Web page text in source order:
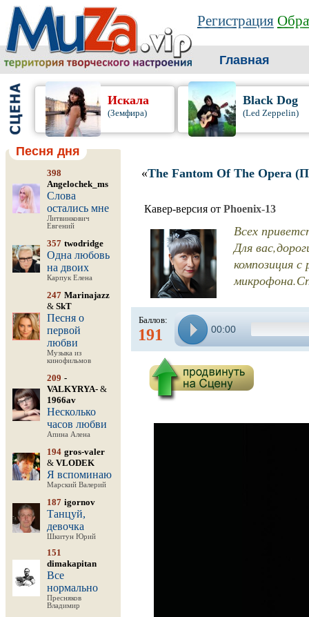
Регистрация
Главная
Искала
(Земфира)
Black Dog
(Led Zeppelin)
Песня дня
398
Angelochek_ms
Слова
остались мне
Литвинкович
Евгений
357 twodridge
Одна любовь
на двоих
Карпук Елена
247 Marinajazz
& SkT
Песня о
первой
любви
Музыка из
кинофильмов
209 -
VALKYRYA- &
1966av
Несколько
часов любви
Апина Алена
194 gros-valer
& VLODEK
Я вспоминаю
Марский Валерий
187 igornov
Танцуй,
девочка
Шкитун Юрий
151
dimakapitan
Все
нормально
Пресняков
Владимир
«The Fantom Of The Opera
Кавер-версия от Phoenix-13
Всех
Для
композиция с
Баллов:
191 00:00